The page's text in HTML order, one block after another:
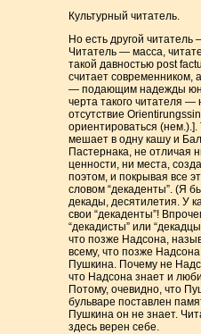
Культурный читатель.
Но есть другой читатель
Читатель — масса,
такой давностью post
считает современником,
— подающим надежды
черта такого читателя —
отсутствие
ориентироваться (нем.).].
мешает в одну кашу и
Пастернака, не отличая
ценности, ни места,
поэтом, и покрывая все
словом “декаденты”. (Я
декады, десятилетия. У
свои “декаденты”!
“декадисты” или
что позже Надсона,
всему, что позже
Пушкина. Почему не
что Надсона знает и
Потому, очевидно, что
бульваре поставлен
Пушкина он не знает.
здесь верен себе.